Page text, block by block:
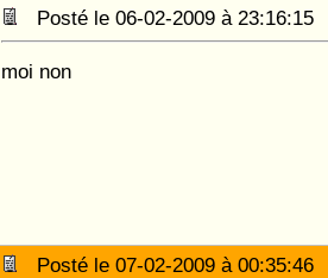
Posté le 06-02-2009 à
moi non
Posté le 07-02-2009 à